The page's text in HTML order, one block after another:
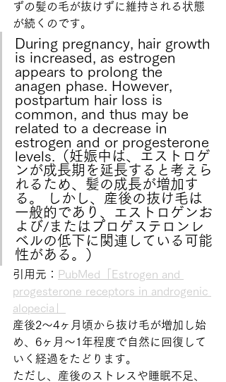
ずの髪の毛が抜けずに維持される状態
が続くのです。
During pregnancy, hair growth
is increased, as estrogen
appears to prolong the
anagen phase. However,
postpartum hair loss is
common, and thus may be
related to a decrease in
estrogen and or progesterone
levels.（妊娠中は、エストロゲ
ンが成長期を延長すると考えら
れるため、髪の成長が増加す
る。 しかし、産後の抜け毛は
一般的であり、エストロゲンお
よび/またはプロゲステロンレ
ベルの低下に関連している可能
性がある。）
引用元：
PubMed「Estrogen and
progesterone receptors in androgenic
alopecia」
産後2〜4ヶ月頃から抜け毛が増加し始
め、6ヶ月〜1年程度で自然に回復して
いく経過をたどります。
ただし、産後のストレスや睡眠不足、